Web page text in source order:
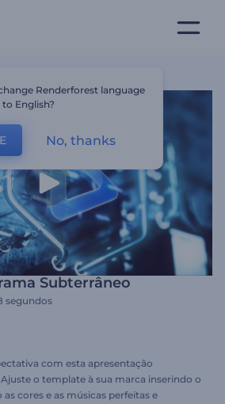
Subterrâneo
segundos
com esta apresentação
o template à sua marca inserindo o
cores e as músicas perfeitas e
Renderforest language
to English?
No, thanks